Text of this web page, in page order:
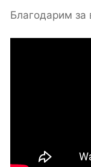
Благодарим за